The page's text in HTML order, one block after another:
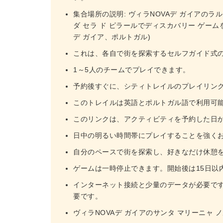
集合場所の説明: ヴィラNOVAデ ガイアのラ
ダ セラ ド ピラールでディスカバリー ゲー
デ ガイア、ポルトガル)
これは、各自で街を探索するセルフガイド式
1～5人のチームでプレイできます。
予約後すぐに、シティトレイルのプレイリン
このトレイルは英語とポルトガル語で利用可
このリンクは、アクティビティを予約した日
日中の明るい時間帯にプレイすることを強く
自分のペースで街を探索し、好きなだけ休憩
ゲームは一時停止できます。開始後は15日以
インターネット接続と少量のデータが必要で
要です。
ヴィラNOVAデ ガイアのサンタ マリーニャ